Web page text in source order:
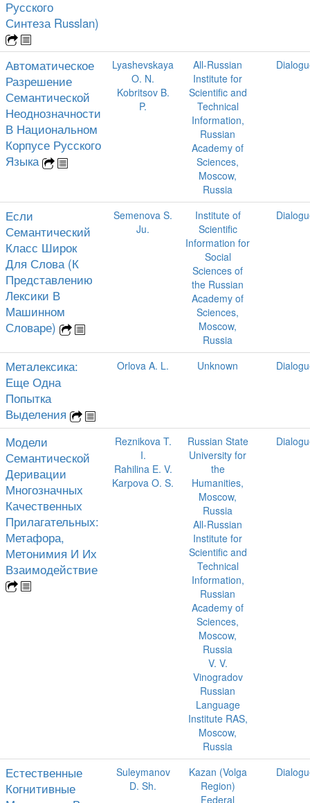
Русского
Синтеза Russlan)
Автоматическое
Разрешение
Семантической
Неоднозначности
В Национальном
Корпусе Русского
Языка
Lyashevskaya
O. N.
Kobritsov B.
P.
All-Russian
Institute for
Scientific and
Technical
Information,
Russian
Academy of
Sciences,
Moscow,
Russia
Если
Семантический
Класс Широк
Для Слова (К
Представлению
Лексики В
Машинном
Словаре)
Semenova S.
Ju.
Institute of
Scientific
Information for
Social
Sciences of
the Russian
Academy of
Sciences,
Moscow,
Russia
Металексика:
Еще Одна
Попытка
Выделения
Orlova A. L. Unknown
Модели
Семантической
Деривации
Многозначных
Качественных
Прилагательных:
Метафора,
Метонимия И Их
Взаимодействие
Reznikova T.
I.
Rahilina E. V.
Karpova O. S.
Russian State
University for
the
Humanities,
Moscow,
Russia
All-Russian
Institute for
Scientific and
Technical
Information,
Russian
Academy of
Sciences,
Moscow,
Russia
V. V.
Vinogradov
Russian
Language
Institute RAS,
Moscow,
Russia
Естественные
Когнитивные
Suleymanov
D. Sh.
Kazan (Volga
Region)
Federal